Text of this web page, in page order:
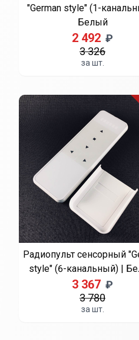
"German style" (1-
Белый
2 492 ₽
3 326
за шт.
Радиопульт сенсорный
style" (6-канальный) |
3 367 ₽
3 780
за шт.